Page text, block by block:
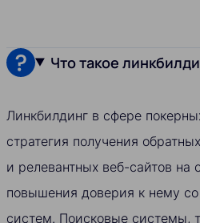
Что такое
Линкбилдинг в сфере
стратегия получения
и релевантных веб-сайтов на
повышения доверия к нему
систем. Поисковые системы,